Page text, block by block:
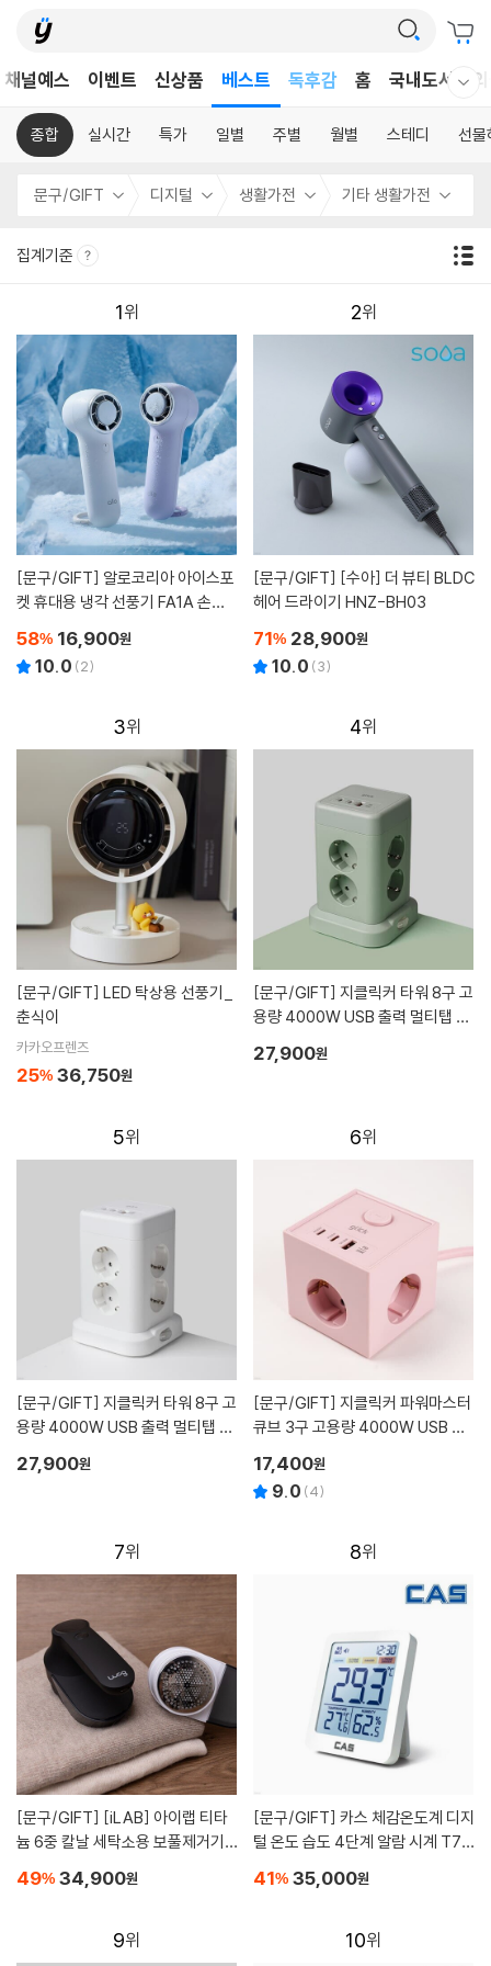
채널예스 이벤트 신상품 베스트
독후감
홈 국내도서
종합 실시간 특가 일별 주별 월별 스테디 선물
문구/GIFT 디지털 생활가전 기타 생활가전
집계기준
1
[문구/GIFT]
켓 휴대용 냉각 선풍기 FA1A 손풍
58% 16,900원
10.0 (2)
2
[문구/GIFT]
헤어 드라이기 HNZ-BH03
71% 28,900원
10.0 (3)
3
[문구/GIFT]
춘식이
카카오프렌즈
25% 36,750원
4
[문구/GIFT]
용량 4000W USB 출력 멀티탭 N
27,900원
5
[문구/GIFT]
용량 4000W USB 출력 멀티탭 N
27,900원
6
[문구/GIFT]
큐브 3구 고용량 4000W USB 출
17,400원
9.0 (4)
7
[문구/GIFT]
늄 6중 칼날 세탁소용 보풀제거기 (i
49% 34,900원
8
[문구/GIFT]
털 온도 습도 4단계 알람 시계 T70
41% 35,000원
9 10